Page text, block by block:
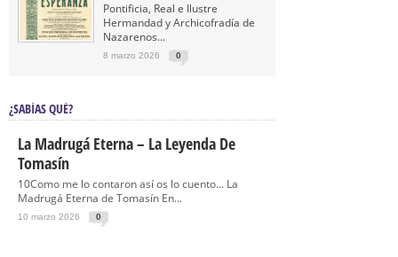
Pontificia, Real e Ilustre
Hermandad y Archicofradía de
Nazarenos...
8 marzo 2026 0
¿SABÍAS QUÉ?
La Madrugá Eterna – La Leyenda De
Tomasín
10Como me lo contaron así os lo cuento… La
Madrugá Eterna de Tomasín En...
10 marzo 2026 0